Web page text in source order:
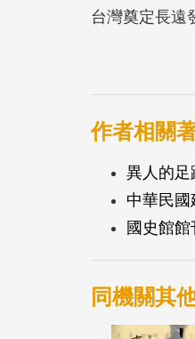
台灣奠定長遠
作者相關
異人的
中華民
國史館館
同機關其